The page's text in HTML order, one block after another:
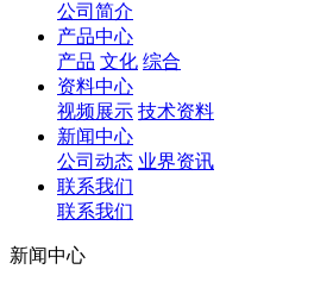
公司简介
产品中心
产品 文化 综合
资料中心
视频展示 技术资料
新闻中心
公司动态 业界资讯
联系我们
联系我们
新闻中心